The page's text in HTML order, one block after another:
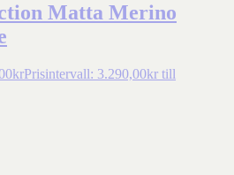
Matta Merino
krPrisintervall: 3.290,00kr till